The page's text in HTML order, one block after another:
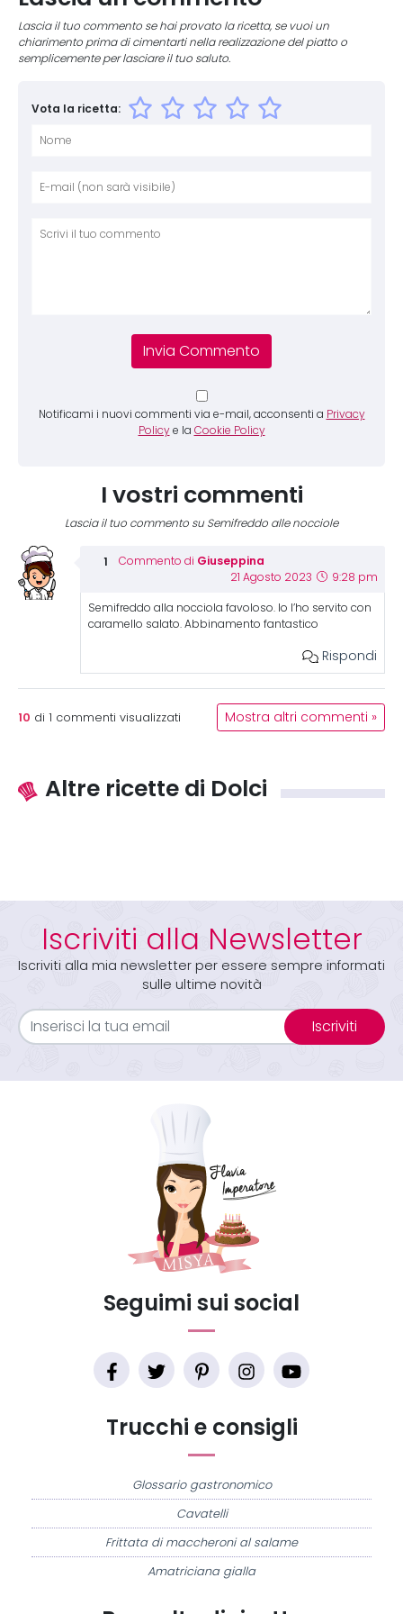
Lascia il tuo commento se hai provato la ricetta, se vuoi un
chiarimento prima di cimentarti nella realizzazione del piatto o
semplicemente per lasciare il tuo saluto.
Vota la ricetta:
Notificami i nuovi commenti via e-mail, acconsenti a Privacy
Policy e la Cookie Policy
I vostri commenti
Lascia il tuo commento su Semifreddo alle nocciole
Commento di Giuseppina
21 Agosto 2023 9:28 pm
Semifreddo alla nocciola favoloso. Io l’ho servito con
caramello salato. Abbinamento fantastico
Rispondi
10 di 1 commenti visualizzati Mostra altri commenti »
Altre ricette di Dolci
Iscriviti alla Newsletter
Iscriviti alla mia newsletter per essere sempre informati
sulle ultime novità
Iscriviti
Trucchi e consigli
Glossario gastronomico
Cavatelli
Frittata di maccheroni al salame
Amatriciana gialla
Seguimi sui social